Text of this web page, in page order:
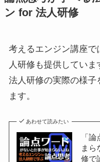
ン for 法人研修
考えるエンジン講座
人研修も提供してい
法人研修の実際の様子
ます。
あわせて読みたい
「
まら
修で